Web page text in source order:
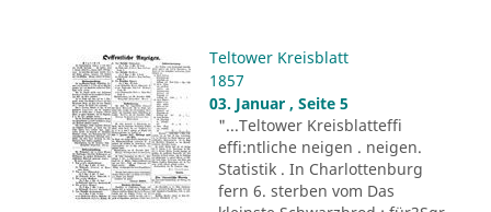
Teltower Kreisblatt
1857
03. Januar , Seite 5
"...Teltower Kreisblatteffi
effi:ntliche neigen . neigen.
Statistik . In Charlottenburg
fern 6. sterben vom Das